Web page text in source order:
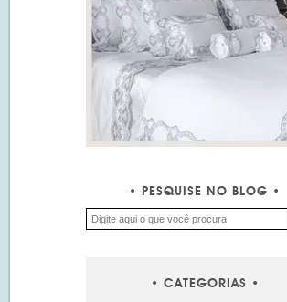
PESQUISE NO BLOG
CATEGORIAS